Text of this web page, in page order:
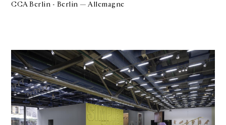
CCA Berlin - Berlin — Allemagne